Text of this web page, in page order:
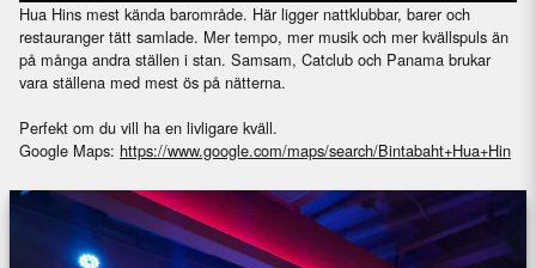
Hua Hins mest kända barområde. Här ligger nattklubbar, barer och
restauranger tätt samlade. Mer tempo, mer musik och mer kvällspuls än
på många andra ställen i stan. Samsam, Catclub och Panama brukar
vara ställena med mest ös på nätterna.
Perfekt om du vill ha en livligare kväll.
Google Maps: https://www.google.com/maps/search/Bintabaht+Hua+Hin